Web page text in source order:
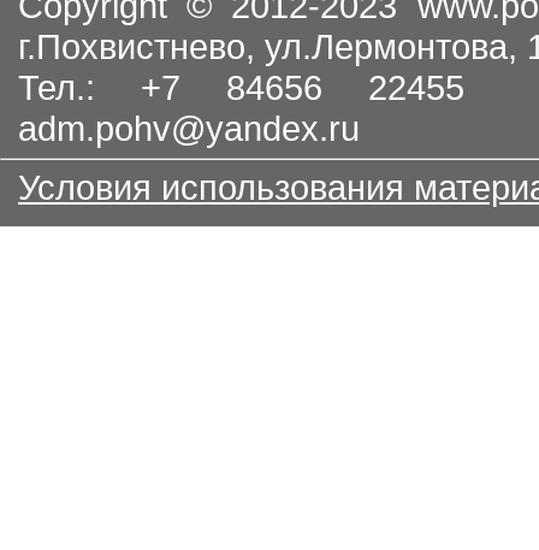
г.Похвистнево, ул.Лермонтова,
Тел.: +7 84656
adm.pohv@yandex.ru
Условия использования